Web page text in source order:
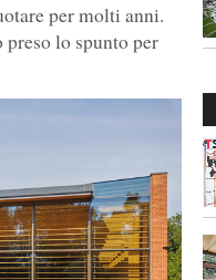
per molti anni.
lo spunto per